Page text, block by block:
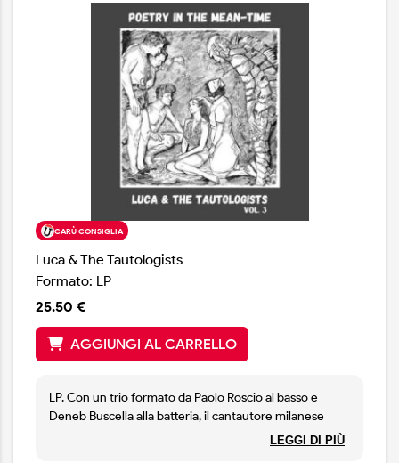
CARÙ CONSIGLIA
Luca & The Tautologists
Formato: LP
25.50 €
AGGIUNGI AL CARRELLO
LP. Con un trio formato da Paolo Roscio al basso e
Deneb Buscella alla batteria, il cantautore milanese
Luca Andrea Crippa realizza un disco dai toniLEGGI DI PIÙ